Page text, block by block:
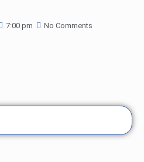
7:00 pm No Comments